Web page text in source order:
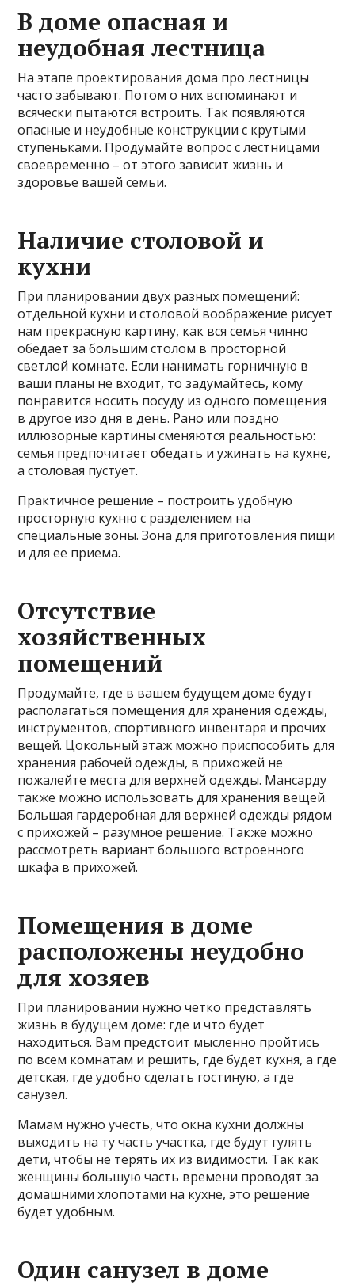
В доме опасная и
неудобная лестница
На этапе проектирования дома про лестницы
часто забывают. Потом о них вспоминают и
всячески пытаются встроить. Так появляются
опасные и неудобные конструкции с крутыми
ступеньками. Продумайте вопрос с лестницами
своевременно – от этого зависит жизнь и
здоровье вашей семьи.
Наличие столовой и
кухни
При планировании двух разных помещений:
отдельной кухни и столовой воображение рисует
нам прекрасную картину, как вся семья чинно
обедает за большим столом в просторной
светлой комнате. Если нанимать горничную в
ваши планы не входит, то задумайтесь, кому
понравится носить посуду из одного помещения
в другое изо дня в день. Рано или поздно
иллюзорные картины сменяются реальностью:
семья предпочитает обедать и ужинать на кухне,
а столовая пустует.
Практичное решение – построить удобную
просторную кухню с разделением на
специальные зоны. Зона для приготовления пищи
и для ее приема.
Отсутствие
хозяйственных
помещений
Продумайте, где в вашем будущем доме будут
располагаться помещения для хранения одежды,
инструментов, спортивного инвентаря и прочих
вещей. Цокольный этаж можно приспособить для
хранения рабочей одежды, в прихожей не
пожалейте места для верхней одежды. Мансарду
также можно использовать для хранения вещей.
Большая гардеробная для верхней одежды рядом
с прихожей – разумное решение. Также можно
рассмотреть вариант большого встроенного
шкафа в прихожей.
Помещения в доме
расположены неудобно
для хозяев
При планировании нужно четко представлять
жизнь в будущем доме: где и что будет
находиться. Вам предстоит мысленно пройтись
по всем комнатам и решить, где будет кухня, а где
детская, где удобно сделать гостиную, а где
санузел.
Мамам нужно учесть, что окна кухни должны
выходить на ту часть участка, где будут гулять
дети, чтобы не терять их из видимости. Так как
женщины большую часть времени проводят за
домашними хлопотами на кухне, это решение
будет удобным.
Один санузел в доме